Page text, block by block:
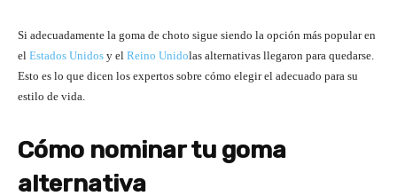
Si adecuadamente la goma de choto sigue siendo la opción más popular en
el Estados Unidos y el Reino Unidolas alternativas llegaron para quedarse.
Esto es lo que dicen los expertos sobre cómo elegir el adecuado para su
estilo de vida.
Cómo nominar tu goma
alternativa